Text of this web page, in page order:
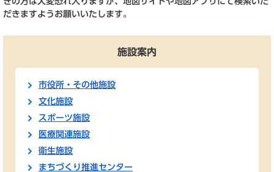
だきますようお願いいたします。
施設案内
市役所・その他施設
文化施設
スポーツ施設
医療関連施設
衛生施設
まちづくり推進センター